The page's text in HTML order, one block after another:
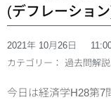
(デフレーショ
2021年 10月26日
カテゴリー： 過去問解説
今日は経済学H28第7